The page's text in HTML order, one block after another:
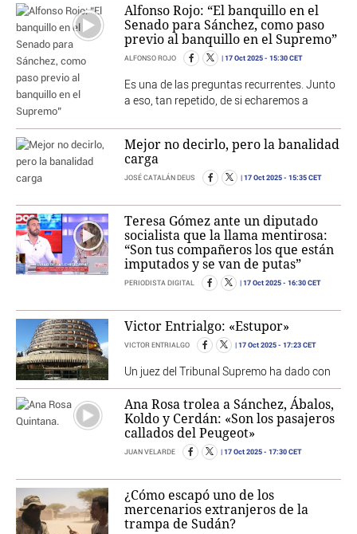
Alfonso Rojo: “El banquillo en el
Senado para Sánchez, como paso
previo al banquillo en el Supremo”
ALFONSO ROJO 17 Oct 2025 - 15:30 CET
Es una de las preguntas recurrentes. Junto
a eso, tan repetido, de si echaremos a
Mejor no decirlo, pero la banalidad
carga
JOSÉ CATALÁN DEUS 17 Oct 2025 - 15:35 CET
Teresa Gómez ante un diputado
socialista que la llama mentirosa:
“Son tus compañeros los que están
imputados y se van de putas”
PERIODISTA DIGITAL 17 Oct 2025 - 16:30 CET
Victor Entrialgo: «Estupor»
VICTOR ENTRIALGO 17 Oct 2025 - 17:23 CET
Un juez del Tribunal Supremo ha dado con
Ana Rosa trolea a Sánchez, Ábalos,
Koldo y Cerdán: «Son los pasajeros
callados del Peugeot»
JUAN VELARDE 17 Oct 2025 - 17:30 CET
¿Cómo escapó uno de los
mercenarios extranjeros de la
trampa de Sudán?